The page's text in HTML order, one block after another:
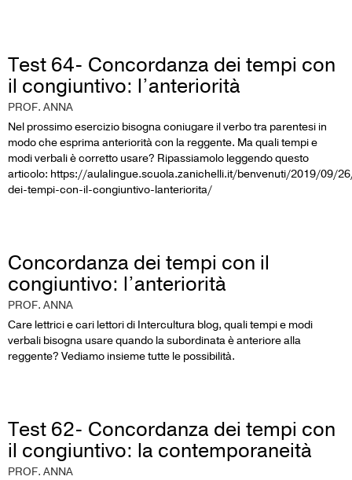
Test 64- Concordanza dei tempi con
il congiuntivo: l’anteriorità
PROF. ANNA
Nel prossimo esercizio bisogna coniugare il verbo tra parentesi in
modo che esprima anteriorità con la reggente. Ma quali tempi e
modi verbali è corretto usare? Ripassiamolo leggendo questo
articolo: https://aulalingue.scuola.zanichelli.it/benvenuti/2019/09/
dei-tempi-con-il-congiuntivo-lanteriorita/
Concordanza dei tempi con il
congiuntivo: l’anteriorità
PROF. ANNA
Care lettrici e cari lettori di Intercultura blog, quali tempi e modi
verbali bisogna usare quando la subordinata è anteriore alla
reggente? Vediamo insieme tutte le possibilità.
Test 62- Concordanza dei tempi con
il congiuntivo: la contemporaneità
PROF. ANNA